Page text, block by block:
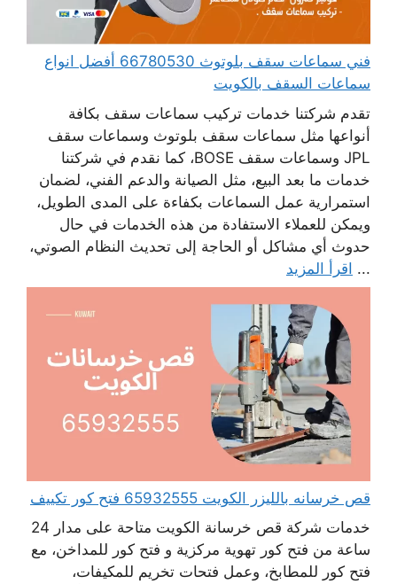
فني سماعات سقف بلوتوث 66780530 أفضل انواع
سماعات السقف بالكويت
تقدم شركتنا خدمات تركيب سماعات سقف بكافة
أنواعها مثل سماعات سقف بلوتوث وسماعات سقف
JPL وسماعات سقف BOSE، كما نقدم في شركتنا
خدمات ما بعد البيع، مثل الصيانة والدعم الفني، لضمان
استمرارية عمل السماعات بكفاءة على المدى الطويل،
ويمكن للعملاء الاستفادة من هذه الخدمات في حال
حدوث أي مشاكل أو الحاجة إلى تحديث النظام الصوتي،
... اقرأ المزيد
قص خرسانه بالليزر الكويت 65932555 فتح كور تكييف
خدمات شركة قص خرسانة الكويت متاحة على مدار 24
ساعة من فتح كور تهوية مركزية و فتح كور للمداخن، مع
فتح كور للمطابخ، وعمل فتحات تخريم للمكيفات،